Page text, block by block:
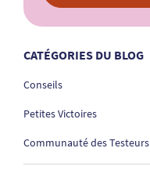
CATÉGORIES DU BLOG
Conseils
Petites Victoires
Communauté des Testeurs